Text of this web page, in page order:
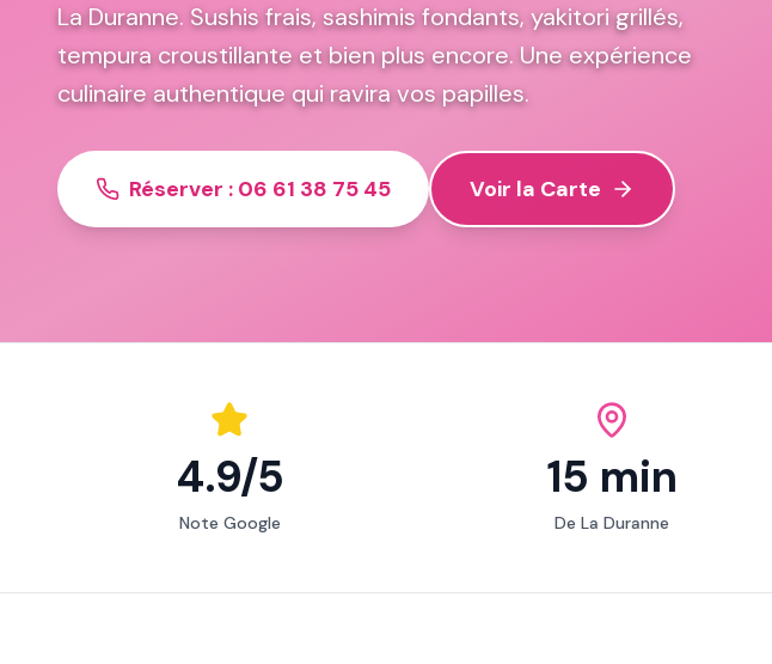
La Duranne. Sushis frais, sashimis fondants, yakitori grillés,
tempura croustillante et bien plus encore. Une expérience
culinaire authentique qui ravira vos papilles.
Réserver : 06 61 38 75 45 Voir la Carte
4.9/5
Note Google
15 min
De La Duranne